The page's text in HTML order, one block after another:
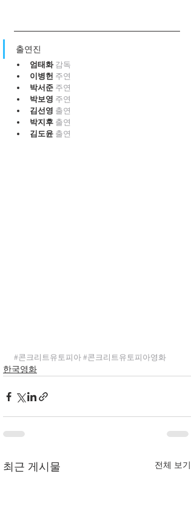
출연진
엄태화 감독
이병헌 주연
박서준 주연
박보영 주연
김선영 출연
박지후 출연
김도윤 출연
#콘크리트유토피아 #콘크리트유토피아영화
한국영화
최근 게시물 전체 보기